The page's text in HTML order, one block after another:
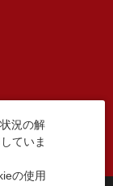
て況の解
ていま
の使用